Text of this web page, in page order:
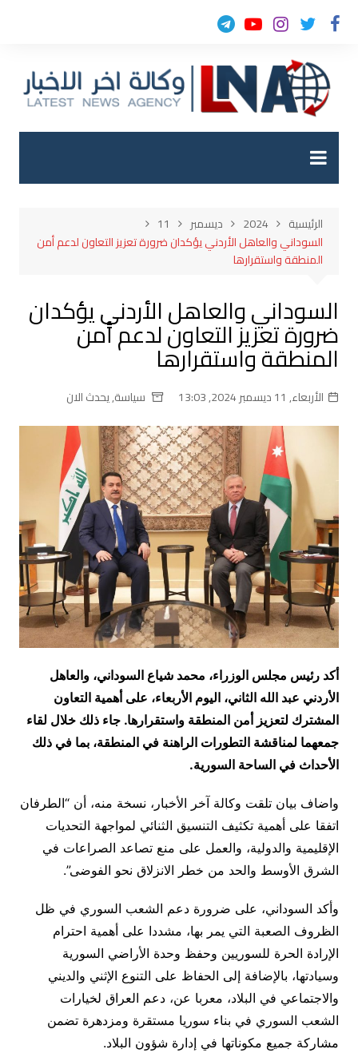
التجاوز
الرئيسية 2024 ديسمبر
11
السوداني والعاهل الأردني يؤكدان ضرورة تعزيز التعاون لدعم أمن
المنطقة واستقرارها
السوداني والعاهل الأردني يؤكدان
ضرورة تعزيز التعاون لدعم أمن
المنطقة واستقرارها
الأربعاء, 11 ديسمبر 2024, 13:03 سياسة,يحدث الان
أكد رئيس مجلس الوزراء، محمد شياع السوداني، والعاهل
الأردني عبد الله الثاني، اليوم الأربعاء، على أهمية التعاون
المشترك لتعزيز أمن المنطقة واستقرارها. جاء ذلك خلال لقاء
جمعهما لمناقشة التطورات الراهنة في المنطقة، بما في ذلك
الأحداث في الساحة السورية.
واضاف بيان تلقت وكالة آخر الأخبار، نسخة منه، أن “الطرفان
اتفقا على أهمية تكثيف التنسيق الثنائي لمواجهة التحديات
الإقليمية والدولية، والعمل على منع تصاعد الصراعات في
الشرق الأوسط والحد من خطر الانزلاق نحو الفوضى”.
وأكد السوداني، على ضرورة دعم الشعب السوري في ظل
الظروف الصعبة التي يمر بها، مشددا على أهمية احترام
الإرادة الحرة للسوريين وحفظ وحدة الأراضي السورية
وسيادتها، بالإضافة إلى الحفاظ على التنوع الإثني والديني
والاجتماعي في البلاد، معربا عن، دعم العراق لخيارات
الشعب السوري في بناء سوريا مستقرة ومزدهرة تضمن
مشاركة جميع مكوناتها في إدارة شؤون البلاد.